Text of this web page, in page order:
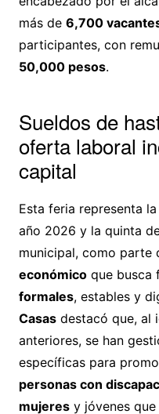
más de 6,700
participantes, con
50,000 pesos.
Sueldos de
oferta laboral
capital
Esta feria representa
año 2026 y la quinta
municipal, como parte
económicoque busca
formales, estables y
Casasdestacó que, al
anteriores, se han
específicas para
personas con
mujeresy jóvenes que